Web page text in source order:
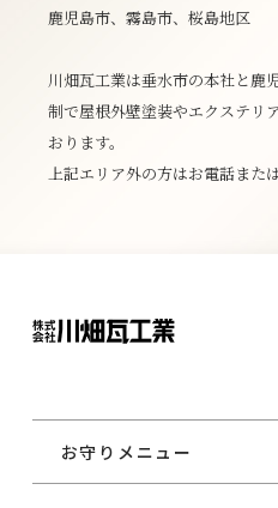
鹿児島市、霧島市、桜島地区
川畑瓦工業は垂水市の本社と鹿
制で屋根外壁塗装やエクステリ
おります。
上記エリア外の方はお電話また
お守りメニュー